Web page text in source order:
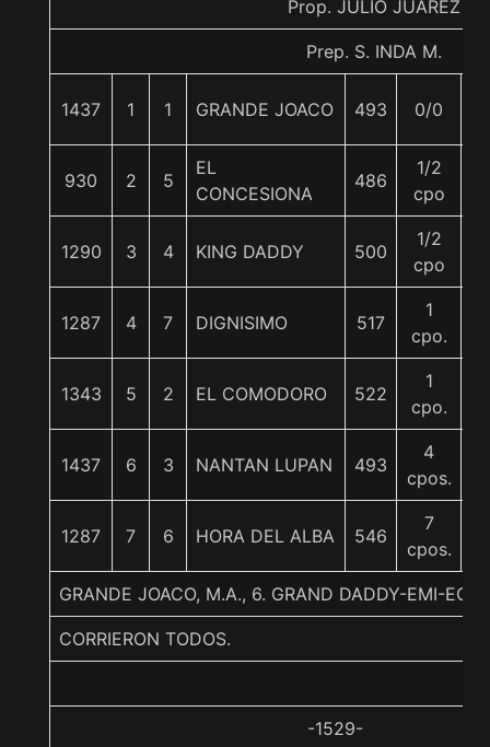
Prop. JULIO JUAREZ
Prep. S. INDA M.
1437 1 1 GRANDE JOACO 493 0/0
930 2 5
EL
CONCESIONA
486
1/2
cpo
1290 3 4 KING DADDY 500
1/2
cpo
1287 4 7 DIGNISIMO 517
1
cpo.
1343 5 2 EL COMODORO 522
1
cpo.
1437 6 3 NANTAN LUPAN 493
4
cpos.
1287 7 6 HORA DEL ALBA 546
7
cpos.
GRANDE JOACO, M.A., 6. GRAND DADDY-EMI-
CORRIERON TODOS.
-1529-